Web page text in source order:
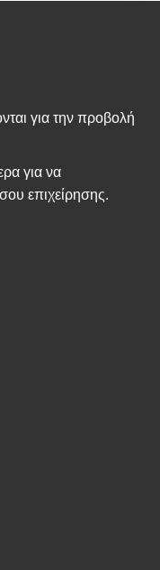
για την προβολή
για να
επιχείρησης.